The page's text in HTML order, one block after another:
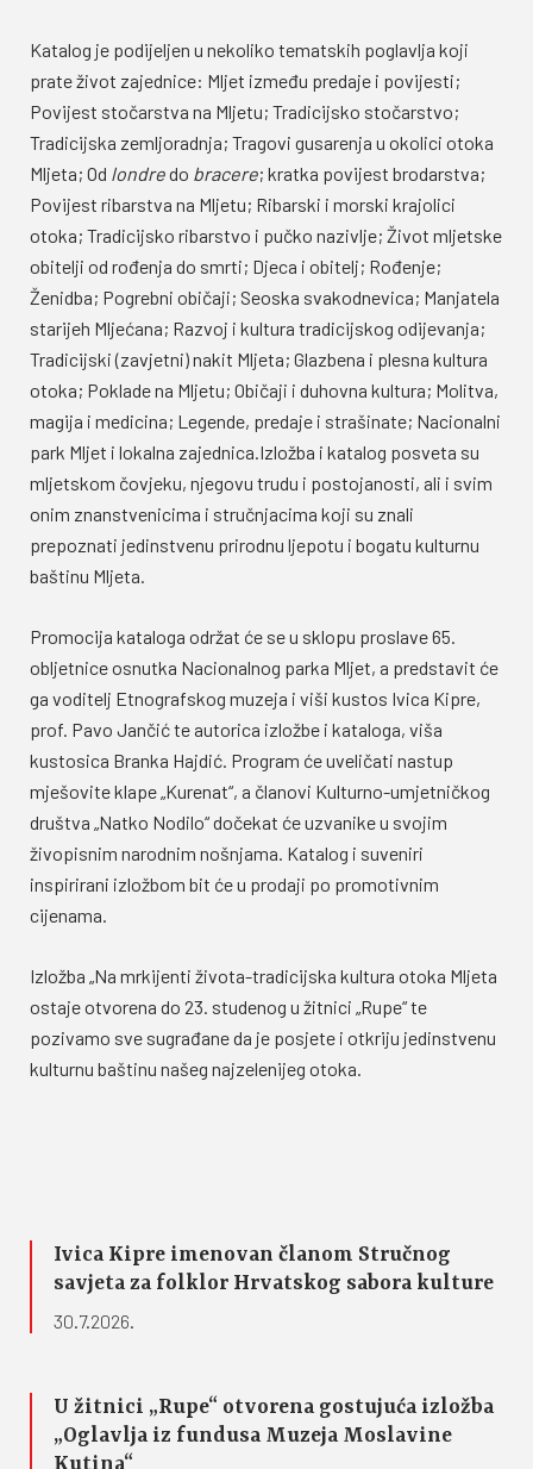
Katalog je podijeljen u nekoliko tematskih poglavlja koji
prate život zajednice: Mljet između predaje i povijesti;
Povijest stočarstva na Mljetu; Tradicijsko stočarstvo;
Tradicijska zemljoradnja; Tragovi gusarenja u okolici otoka
Mljeta; Od londredo bracere; kratka povijest brodarstva;
Povijest ribarstva na Mljetu; Ribarski i morski krajolici
otoka; Tradicijsko ribarstvo i pučko nazivlje; Život mljetske
obitelji od rođenja do smrti; Djeca i obitelj; Rođenje;
Ženidba; Pogrebni običaji; Seoska svakodnevica; Manjatela
starijeh Mljećana; Razvoj i kultura tradicijskog odijevanja;
Tradicijski (zavjetni) nakit Mljeta; Glazbena i plesna kultura
otoka; Poklade na Mljetu; Običaji i duhovna kultura; Molitva,
magija i medicina; Legende, predaje i strašinate; Nacionalni
park Mljet i lokalna zajednica.Izložba i katalog posveta su
mljetskom čovjeku, njegovu trudu i postojanosti, ali i svim
onim znanstvenicima i stručnjacima koji su znali
prepoznati jedinstvenu prirodnu ljepotu i bogatu kulturnu
baštinu Mljeta.
Promocija kataloga održat će se u sklopu proslave 65.
obljetnice osnutka Nacionalnog parka Mljet, a predstavit će
ga voditelj Etnografskog muzeja i viši kustos Ivica Kipre,
prof. Pavo Jančić te autorica izložbe i kataloga, viša
kustosica Branka Hajdić. Program će uveličati nastup
mješovite klape „Kurenat“, a članovi Kulturno-umjetničkog
društva „Natko Nodilo“ dočekat će uzvanike u svojim
živopisnim narodnim nošnjama. Katalog i suveniri
inspirirani izložbom bit će u prodaji po promotivnim
cijenama.
Izložba „Na mrkijenti života-tradicijska kultura otoka Mljeta
ostaje otvorena do 23. studenog u žitnici „Rupe“ te
pozivamo sve sugrađane da je posjete i otkriju jedinstvenu
kulturnu baštinu našeg najzelenijeg otoka.
Ivica Kipre imenovan članom Stručnog
savjeta za folklor Hrvatskog sabora kulture
30.7.2026.
U žitnici „Rupe“ otvorena gostujuća izložba
„Oglavlja iz fundusa Muzeja Moslavine
Kutina“